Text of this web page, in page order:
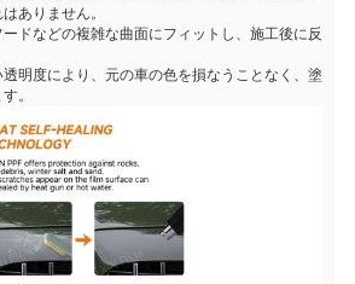
ありません。
ドなどの複雑な曲面にフィットし、施工後に反
明度により、元の車の色を損なうことなく、塗
。